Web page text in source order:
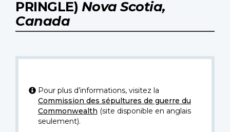
PRINGLE) Nova Scotia,
Canada
Pour plus d’informations, visitez la
Commission des sépultures de guerre du
Commonwealth (site disponible en anglais
seulement).